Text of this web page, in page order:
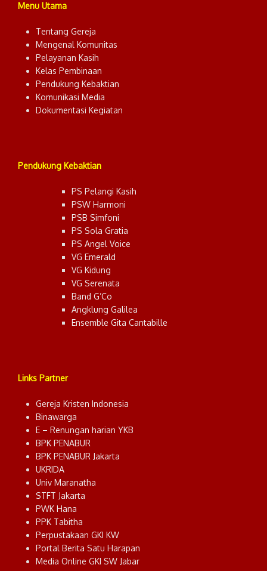
Menu Utama
Tentang Gereja
Mengenal Komunitas
Pelayanan Kasih
Kelas Pembinaan
Pendukung Kebaktian
Komunikasi Media
Dokumentasi Kegiatan
Pendukung Kebaktian
PS Pelangi Kasih
PSW Harmoni
PSB Simfoni
PS Sola Gratia
PS Angel Voice
VG Emerald
VG Kidung
VG Serenata
Band G’Co
Angklung Galilea
Ensemble Gita Cantabille
Links Partner
Gereja Kristen Indonesia
Binawarga
E – Renungan harian YKB
BPK PENABUR
BPK PENABUR Jakarta
UKRIDA
Univ Maranatha
STFT Jakarta
PWK Hana
PPK Tabitha
Perpustakaan GKI KW
Portal Berita Satu Harapan
Media Online GKI SW Jabar